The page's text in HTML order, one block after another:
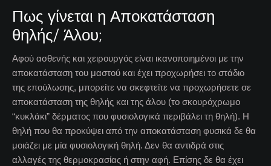
Πως γίνεται η Αποκατάσταση
θηλής/ Άλου;
Αφού ασθενής και χειρουργός είναι ικανοποιημένοι με την
αποκατάσταση του μαστού και έχει προχωρήσει το στάδιο
της επούλωσης, μπορείτε να σκεφτείτε να προχωρήσετε σε
αποκατάσταση της θηλής και της άλου (το σκουρόχρωμο
“κυκλάκι” δέρματος που φυσιολογικά περιβάλει τη θηλή). Η
θηλή που θα προκύψει από την αποκατάσταση φυσικά δε θα
μοιάζει με μία φυσιολογική θηλή. Δεν θα αντιδρά στις
αλλαγές της θερμοκρασίας ή στην αφή. Επίσης δε θα έχει